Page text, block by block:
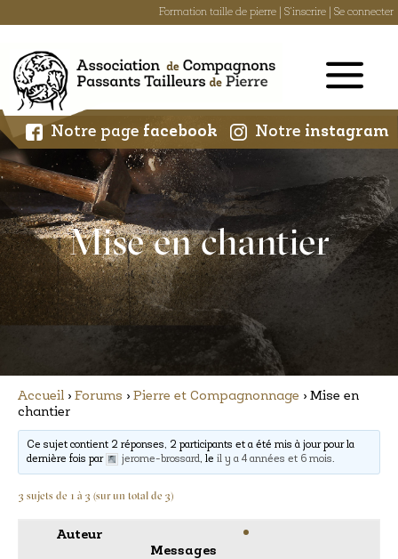
Formation taille de pierre S'inscrire Se connecter
content
Notre page facebook Notre instagram
Mise en chantier
Accueil › Forums › Pierre et Compagnonnage › Mise en
chantier
Ce sujet contient 2 réponses, 2 participants et a été mis à jour pour la
dernière fois par
jerome-brossard, leil y a 4 années et 6 mois.
3 sujets de 1 à 3 (sur un total de 3)
Auteur
Messages